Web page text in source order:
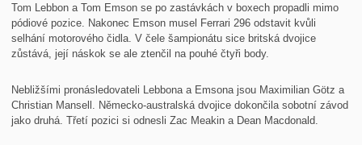
Tom Lebbon a Tom Emson se po zastávkách v boxech propadli mimo
pódiové pozice. Nakonec Emson musel Ferrari 296 odstavit kvůli
selhání motorového čidla. V čele šampionátu sice britská dvojice
zůstává, její náskok se ale ztenčil na pouhé čtyři body.
Nebližšími pronásledovateli Lebbona a Emsona jsou Maximilian Götz a
Christian Mansell. Německo-australská dvojice dokončila sobotní závod
jako druhá. Třetí pozici si odnesli Zac Meakin a Dean Macdonald.